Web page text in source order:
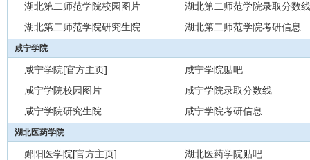
湖北第二师范学院校园图片
湖北第二师范学院录取分数线
湖北第二师范学院研究生院
湖北第二师范学院考研信息
咸宁学院
咸宁学院[官方主页]
咸宁学院贴吧
咸宁学院校园图片
咸宁学院录取分数线
咸宁学院研究生院
咸宁学院考研信息
湖北医药学院
郧阳医学院[官方主页]
湖北医药学院贴吧